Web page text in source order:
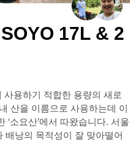
17L & 2
용하기 적합한 용량의 새로
산을 이름으로 사용하는데 이
‘소요산’에서 따왔습니다. 서울
배낭의 목적성이 잘 맞아떨어